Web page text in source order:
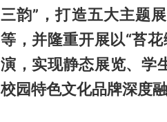
三韵”，打造五大主题
等，并隆重开展以“苔
演，实现静态展览、学
校园特色文化品牌深度融